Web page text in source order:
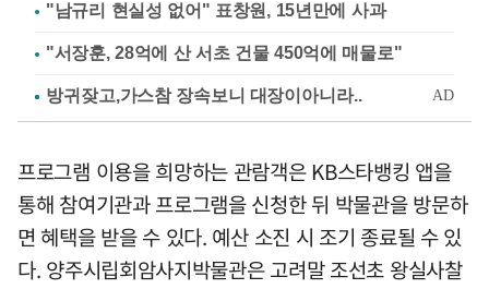
"남규리 현실성 없어" 표창원, 15년만에 사과
"서장훈, 28억에 산 서초 건물 450억에 매물로"
프로그램 이용을 희망하는 관람객은 KB스타뱅킹 앱을
통해 참여기관과 프로그램을 신청한 뒤 박물관을 방문하
면 혜택을 받을 수 있다. 예산 소진 시 조기 종료될 수 있
다. 양주시립회암사지박물관은 고려말 조선초 왕실사찰